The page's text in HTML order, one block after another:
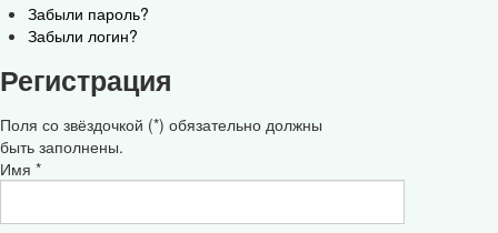
Забыли пароль?
Забыли логин?
Регистрация
Поля со звёздочкой (*) обязательно должны
быть заполнены.
Имя *